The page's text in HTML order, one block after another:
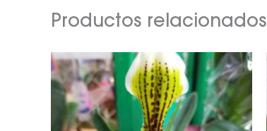
Productos relacionados
Rango
de
precios:
desde
$150.00
hasta